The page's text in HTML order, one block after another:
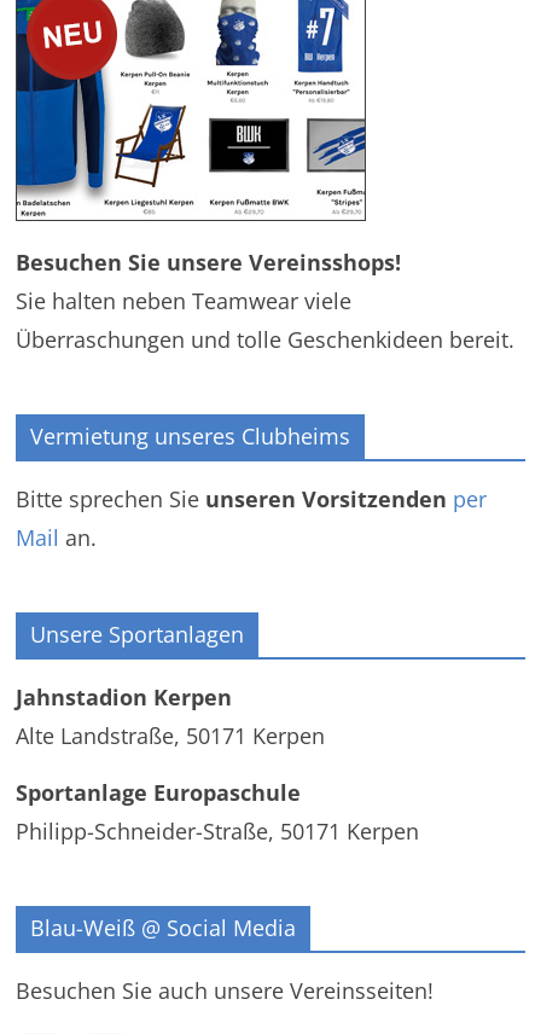
Besuchen Sie unsere Vereinsshops!
Sie halten neben Teamwear viele
Überraschungen und tolle Geschenkideen bereit.
Vermietung unseres Clubheims
Bitte sprechen Sie unseren Vorsitzenden per
Mail an.
Unsere Sportanlagen
Jahnstadion Kerpen
Alte Landstraße, 50171 Kerpen
Sportanlage Europaschule
Philipp-Schneider-Straße, 50171 Kerpen
Blau-Weiß @ Social Media
Besuchen Sie auch unsere Vereinsseiten!